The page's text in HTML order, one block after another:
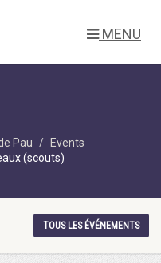
MENU
Pau
Events
(scouts)
TOUS LES ÉVÉNEMENTS